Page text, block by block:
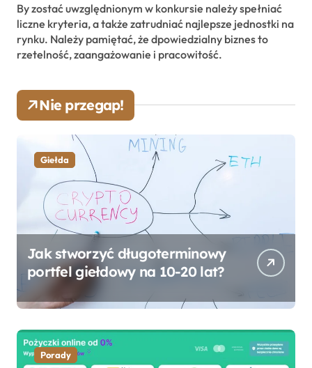
By zostać uwzględnionym w konkursie należy spełniać
liczne kryteria, a także zatrudniać najlepsze jednostki na
rynku. Należy pamiętać, że dpowiedzialny biznes to
rzetelność, zaangażowanie i pracowitość.
Nie przegap!
Giełda
Jak stworzyć długoterminowy
portfel giełdowy na 10-20 lat?
Porady